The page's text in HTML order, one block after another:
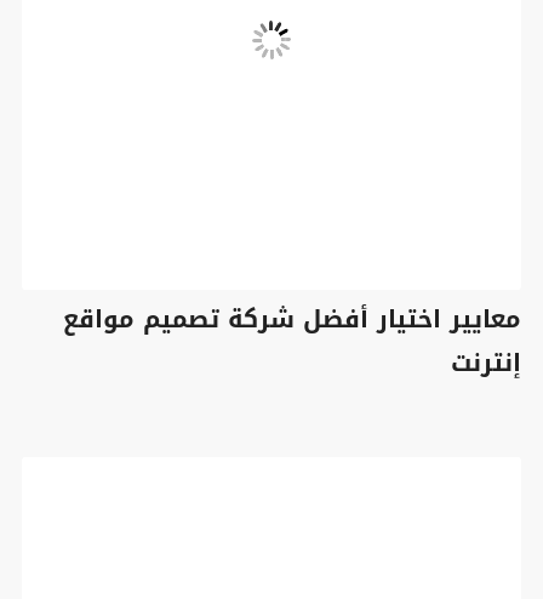
معايير اختيار أفضل شركة تصميم مواقع
إنترنت